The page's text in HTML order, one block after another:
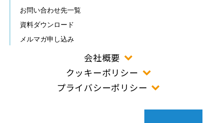
お問い合わせ先一覧
資料ダウンロード
メルマガ申し込み
会社概要
クッキーポリシー
プライバシーポリシー